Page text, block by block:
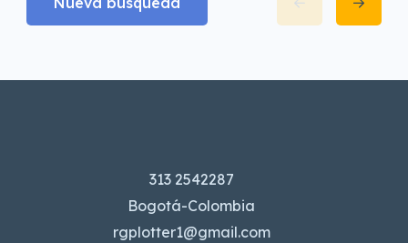
313 2542287
Bogotá-Colombia
rgplotter1@gmail.com